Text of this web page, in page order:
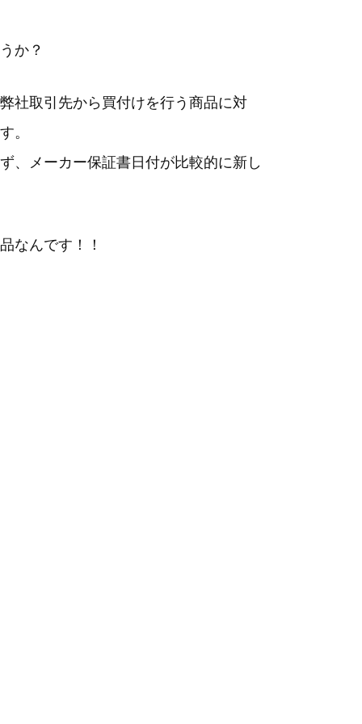
か？
社取引先から買付けを行う商品に対
。
、メーカー保証書日付が比較的に新し
なんです！！